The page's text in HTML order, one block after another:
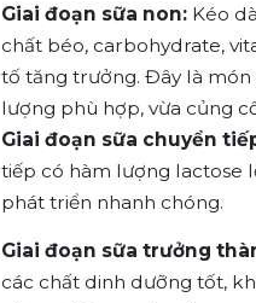
Giai đoạn sữa non: Kéo
chất béo, carbohydrate,
tố tăng trưởng. Đây là món
lượng phù hợp, vừa củng
Giai đoạn sữa chuyển
tiếp có hàm lượng lactose
phát triển nhanh chóng.
Giai đoạn sữa trưởng
các chất dinh dưỡng tốt,